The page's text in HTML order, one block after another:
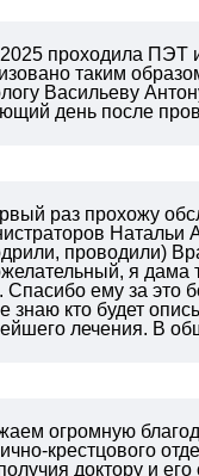
проходила ПЭТ
таким
Васильеву
день после
раз прохожу
Натальи
проводили)
я дама
Спасибо ему за это
знаю кто будет
лечения. В
огромную
крестцового
доктору и его